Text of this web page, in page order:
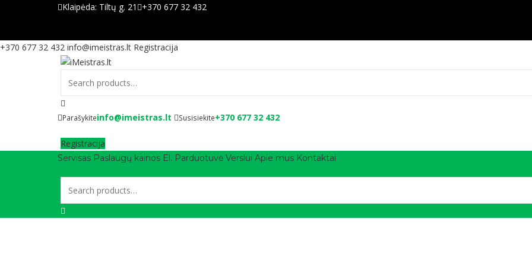
Klaipėda: Tiltų g. 21 +370 677 32 432
+370 677 32 432 info@imeistras.lt Registracija
Parašykiteinfo@imeistras.lt Susisiekite+370 677 32 432
Registracija
Servisas Paslaugų kainos El. Parduotuvė Verslui Apie mus Kontaktai